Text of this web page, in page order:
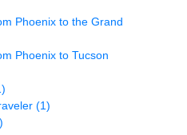
Phoenix to the Grand
Phoenix to Tucson
(1)